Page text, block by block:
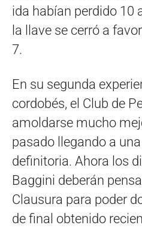
ida habían perdido 10
la llave se cerró a
7.
En su segunda
cordobés, el Club de
amoldarse mucho
pasado llegando a
definitoria. Ahora los
Baggini deberán
Clausura para poder
de final obtenido